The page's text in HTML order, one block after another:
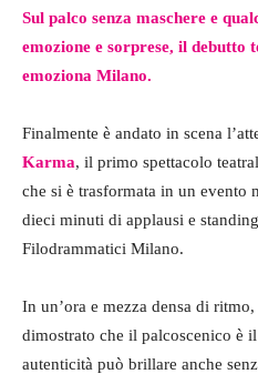
Sul palco senza maschere e
emozione e sorprese, il debutto
emoziona Milano.
Finalmente è andato in scena
Karma, il primo spettacolo
che si è trasformata in un evento
dieci minuti di applausi e
Filodrammatici Milano.
In un’ora e mezza densa di
dimostrato che il palcoscenico è
autenticità può brillare anche